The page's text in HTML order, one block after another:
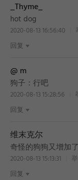
_Thyme_
hot dog
2020-08-13 16:56:40
回复
@ m
狗子：行吧
2020-08-13 15:28:56
回复
维末克尔
奇怪的狗狗又增加
2020-08-13 15:13:31
回复